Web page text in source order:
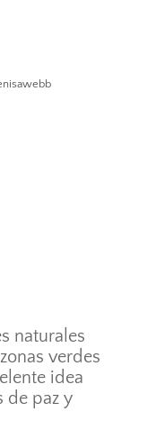
naturales
verdes
idea
de paz y